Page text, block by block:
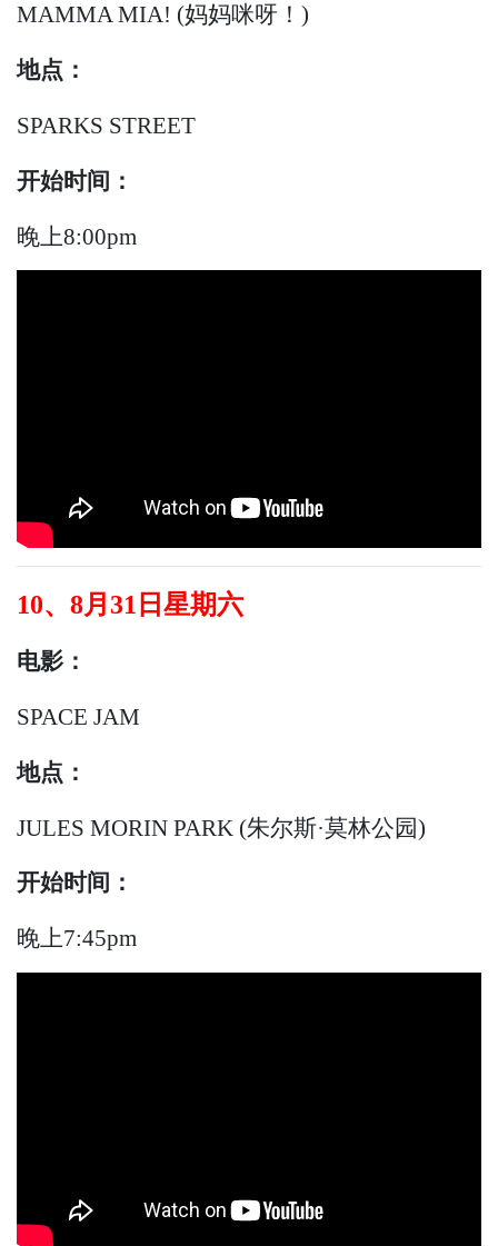
MAMMA MIA! (妈妈咪呀！)
地点：
SPARKS STREET
开始时间：
晚上8:00pm
10、8月31日星期六
电影：
SPACE JAM
地点：
JULES MORIN PARK (朱尔斯·莫林公园)
开始时间：
晚上7:45pm